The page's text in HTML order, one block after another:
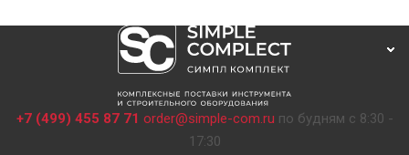
+7 (499) 455 87 71 order@simple-com.ru по будням с 8:30 -
17:30